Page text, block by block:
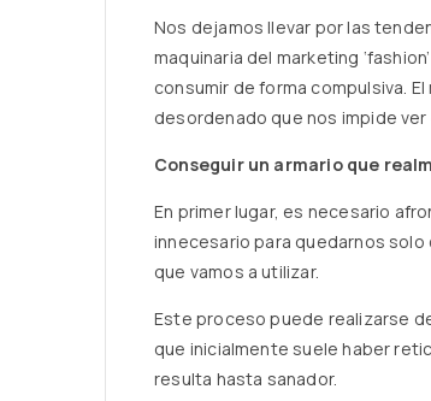
Nos dejamos llevar por las
maquinaria del marketing
consumir de forma compulsiva.
desordenado que nos impide
Conseguir un armario que
En primer lugar, es necesario
innecesario para quedarnos
que vamos a utilizar.
Este proceso puede realizarse
que inicialmente suele haber
resulta hasta sanador.